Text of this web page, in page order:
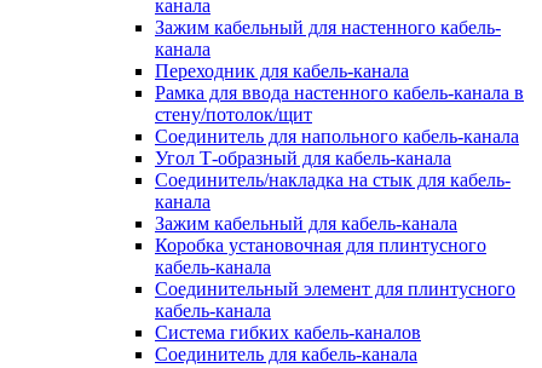
канала
Зажим кабельный для настенного кабель-
канала
Переходник для кабель-канала
Рамка для ввода настенного кабель-канала в
стену/потолок/щит
Соединитель для напольного кабель-канала
Угол Т-образный для кабель-канала
Соединитель/накладка на стык для кабель-
канала
Зажим кабельный для кабель-канала
Коробка установочная для плинтусного
кабель-канала
Соединительный элемент для плинтусного
кабель-канала
Система гибких кабель-каналов
Соединитель для кабель-канала